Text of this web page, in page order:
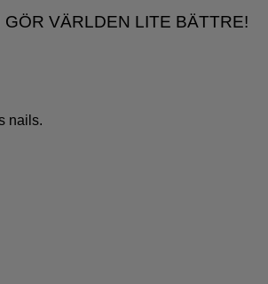
GÖR VÄRLDEN LITE BÄTTRE!
nails.